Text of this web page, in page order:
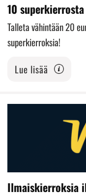
10
Talleta vähintään 20
superkierroksia!
Lue lisää
Ilmaiskierroksia